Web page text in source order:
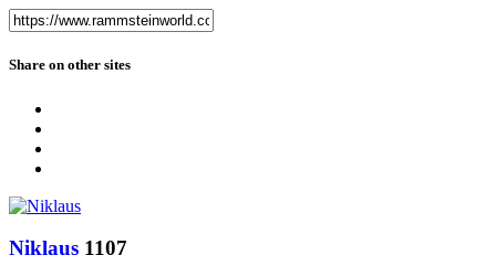
Share on other sites
Niklaus 1107